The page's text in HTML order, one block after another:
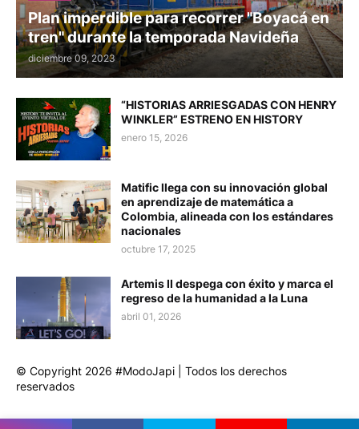
Plan imperdible para recorrer "Boyacá en
tren" durante la temporada Navideña
diciembre 09, 2023
“HISTORIAS ARRIESGADAS CON HENRY
WINKLER” ESTRENO EN HISTORY
enero 15, 2026
Matific llega con su innovación global
en aprendizaje de matemática a
Colombia, alineada con los estándares
nacionales
octubre 17, 2025
Artemis II despega con éxito y marca el
regreso de la humanidad a la Luna
abril 01, 2026
© Copyright 2026 #ModoJapi | Todos los derechos
reservados